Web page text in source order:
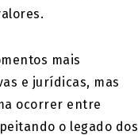
mais
e jurídicas, mas
ocorrer entre
o legado dos